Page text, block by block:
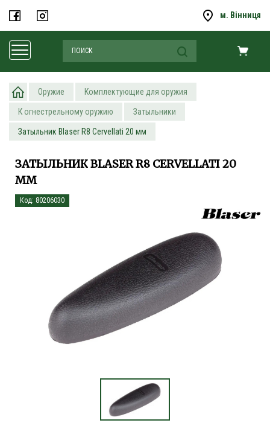
м. Вінниця
Оружие Комплектующие для оружия
К огнестрельному оружию Затыльники
Затыльник Blaser R8 Cervellati 20 мм
ЗАТЫЛЬНИК BLASER R8 CERVELLATI 20
ММ
Код: 80206030